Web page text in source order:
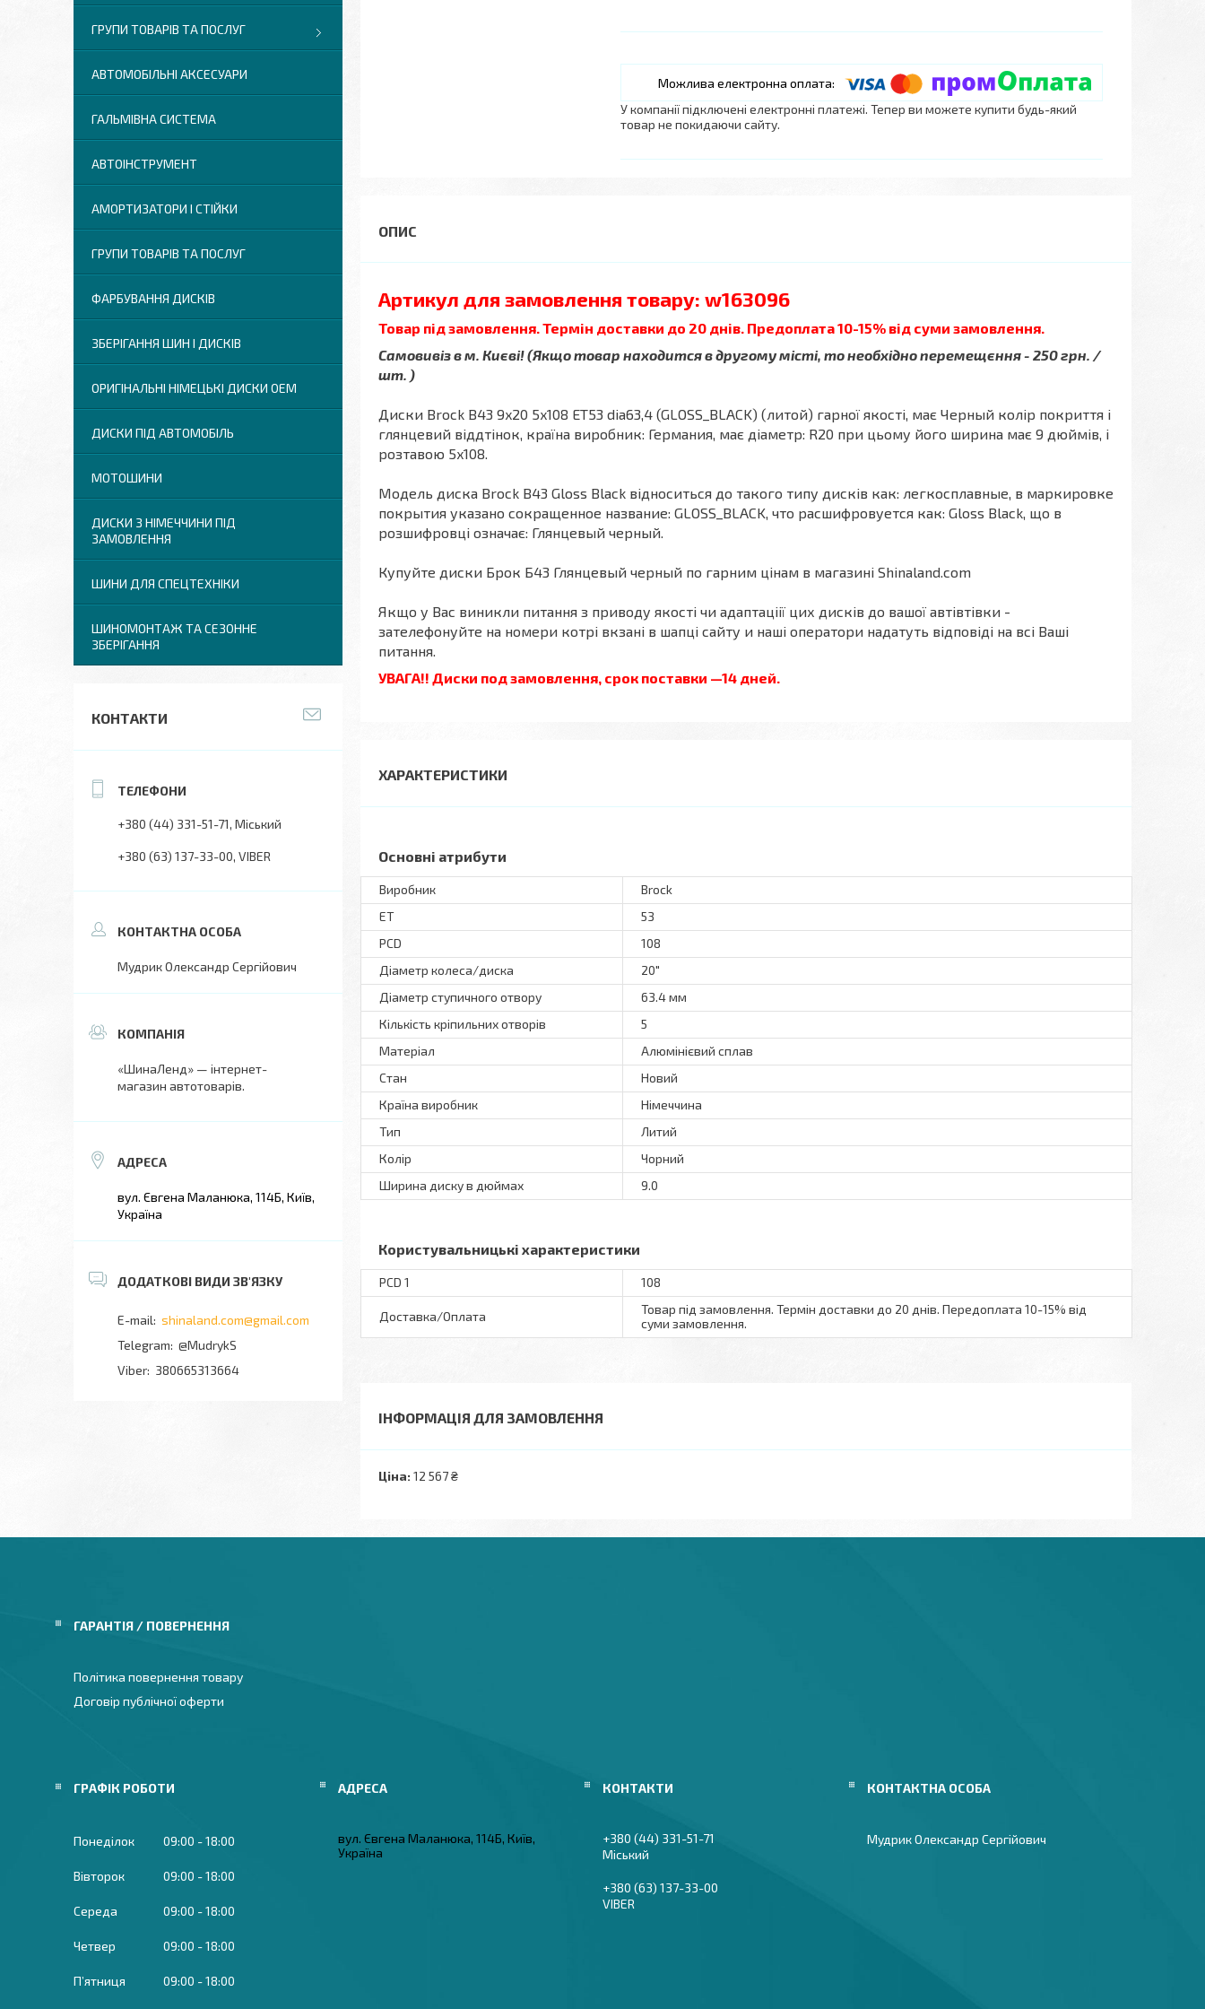
У компанії підключені електронні платежі. Тепер ви можете купити будь-який
товар не покидаючи сайту.
Артикул для замовлення товару: w163096
Товар під замовлення. Термін доставки до 20 днів. Предоплата 10-15% від суми замовлення.
Самовивіз в м. Києві! (Якщо товар находится в другому місті, то необхідно перемещєння - 250 грн. /
шт. )
Диски Brock B43 9x20 5x108 ET53 dia63,4 (GLOSS_BLACK) (литой) гарної якості, має Черный колір покриття і
глянцевий віддтінок, країна виробник: Германия, має діаметр: R20 при цьому його ширина має 9 дюймів, і
розтавою 5x108.
Модель диска Brock B43 Gloss Black відноситься до такого типу дисків как: легкосплавные, в маркировке
покрытия указано сокращенное название: GLOSS_BLACK, что расшифровуется как: Gloss Black, що в
розшифровці означає: Глянцевый черный.
Купуйте диски Брок Б43 Глянцевый черный по гарним цінам в магазині Shinaland.com
Якщо у Вас виникли питання з приводу якості чи адаптаціії цих дисків до вашої автівтівки -
зателефонуйте на номери котрі вкзані в шапці сайту и наші оператори надатуть відповіді на всі Ваші
питання.
УВАГА!! Диски под замовлення, срок поставки —14 дней.
ХАРАКТЕРИСТИКИ
Основні атрибути
Виробник
Brock
ET
53
PCD
108
Діаметр колеса/диска
20"
Діаметр ступичного отвору
63.4 мм
Кількість кріпильних отворів
5
Матеріал
Алюмінієвий сплав
Стан
Новий
Країна виробник
Німеччина
Тип
Литий
Колір
Чорний
Ширина диску в дюймах
9.0
Користувальницькі характеристики
PCD 1 108
Доставка/Оплата
Товар під замовлення. Термін доставки до 20 днів. Передоплата 10-15% від
суми замовлення.
ІНФОРМАЦІЯ ДЛЯ ЗАМОВЛЕННЯ
Ціна: 12 567 ₴
ГРУПИ ТОВАРІВ ТА ПОСЛУГ
АВТОМОБІЛЬНІ АКСЕСУАРИ
ГАЛЬМІВНА СИСТЕМА
АВТОІНСТРУМЕНТ
АМОРТИЗАТОРИ І СТІЙКИ
ГРУПИ ТОВАРІВ ТА ПОСЛУГ
ФАРБУВАННЯ ДИСКІВ
ЗБЕРІГАННЯ ШИН І ДИСКІВ
ОРИГІНАЛЬНІ НІМЕЦЬКІ ДИСКИ OEM
ДИСКИ ПІД АВТОМОБІЛЬ
МОТОШИНИ
ДИСКИ З НІМЕЧЧИНИ ПІД
ЗАМОВЛЕННЯ
ШИНИ ДЛЯ СПЕЦТЕХНІКИ
ШИНОМОНТАЖ ТА СЕЗОННЕ
ЗБЕРІГАННЯ
КОНТАКТИ
+380 (44) 331-51-71 Міський
+380 (63) 137-33-00 VIBER
Мудрик Олександр Сергійович
«ШинаЛенд» — інтернет-
магазин автотоварів.
вул. Євгена Маланюка, 114Б, Київ,
Україна
shinaland.com@gmail.com
@MudrykS
380665313664
ГАРАНТІЯ / ПОВЕРНЕННЯ
Політика повернення товару
Договір публічної оферти
ГРАФІК РОБОТИ
Понеділок 09:00 18:00
Вівторок 09:00 18:00
Середа 09:00 18:00
Четвер 09:00 18:00
Пʼятниця 09:00 18:00
вул. Євгена Маланюка, 114Б, Київ,
Україна
+380 (44) 331-51-71
Міський
+380 (63) 137-33-00
VIBER
Мудрик Олександр Сергійович